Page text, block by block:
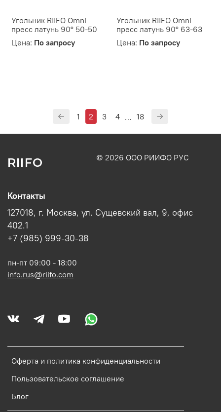
Угольник RIIFO Omni
пресс латунь 90° 50-50
Цена: По запросу
Угольник RIIFO Omni
пресс латунь 90° 63-63
Цена: По запросу
1 2 3 4 … 18
RIIFO © 2026 ООО РИИФО РУС
Оферта и политика конфиденциальности
Пользовательское соглашение
Блог
Контакты
127018, г. Москва, ул. Сущевский вал, 9, офис
402.1
+7 (985) 999-30-38
пн-пт 09:00 - 18:00
info.rus@riifo.com